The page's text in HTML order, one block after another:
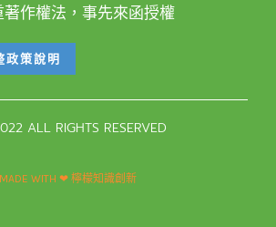
作權法，事先來函授權
政策說明
ALL RIGHTS RESERVED​
MADE WITH ❤ 檸檬知識創新